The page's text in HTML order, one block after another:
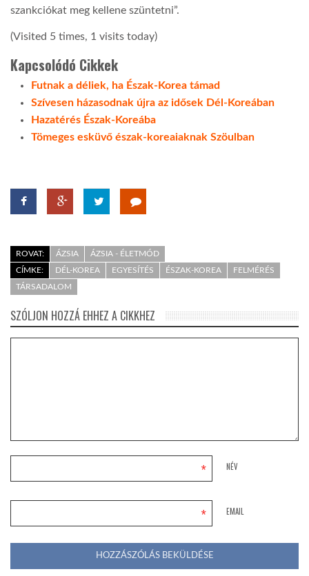
szankciókat meg kellene szüntetni”.
(Visited 5 times, 1 visits today)
Kapcsolódó Cikkek
Futnak a déliek, ha Észak-Korea támad
Szívesen házasodnak újra az idősek Dél-Koreában
Hazatérés Észak-Koreába
Tömeges esküvő észak-koreaiaknak Szöulban
ROVAT: ÁZSIA
ÁZSIA - ÉLETMÓD
CÍMKE:
DÉL-KOREA EGYESÍTÉS ÉSZAK-KOREA
FELMÉRÉS
TÁRSADALOM
SZÓLJON HOZZÁ EHHEZ A CIKKHEZ
NÉV
*
EMAIL
*